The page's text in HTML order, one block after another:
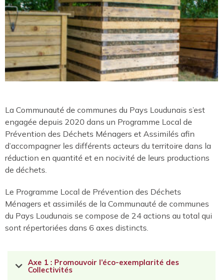
La Communauté de communes du Pays Loudunais s’est
engagée depuis 2020 dans un Programme Local de
Prévention des Déchets Ménagers et Assimilés afin
d’accompagner les différents acteurs du territoire dans la
réduction en quantité et en nocivité de leurs productions
de déchets.
Le Programme Local de Prévention des Déchets
Ménagers et assimilés de la Communauté de communes
du Pays Loudunais se compose de 24 actions au total qui
sont répertoriées dans 6 axes distincts.
Axe 1 : Promouvoir l’éco-exemplarité des
Collectivités